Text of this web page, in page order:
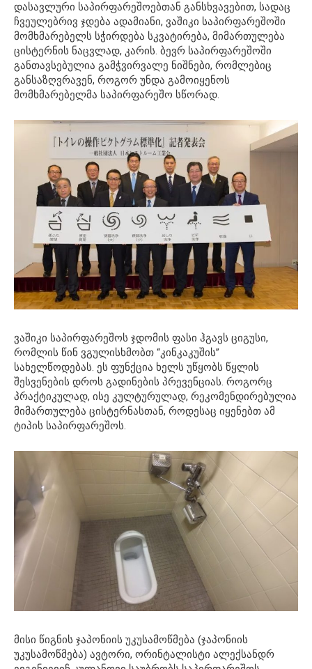
დასავლური საპირფარეშოებთან განსხვავებით, სადაც
ჩვეულებრივ ჯდება ადამიანი, ვაშიკი საპირფარეშოში
მომხმარებელს სჭირდება სკვატირება, მიმართულება
ცისტერნის ნაცვლად, კარის. ბევრ საპირფარეშოში
განთავსებულია გამჭვირვალე ნიშნები, რომლებიც
განსაზღვრავენ, როგორ უნდა გამოიყენოს
მომხმარებელმა საპირფარეშო სწორად.
ვაშიკი საპირფარეშოს ჯდომის ფასი ჰგავს ციგუსი,
რომლის წინ ვგულისხმობთ “კინკაკუშის”
სახელწოდებას. ეს ფუნქცია ხელს უწყობს წყლის
შესვენების დროს გადინების პრევენციას. როგორც
პრაქტიკულად, ისე კულტურულად, რეკომენდირებულია
მიმართულება ცისტერნასთან, როდესაც იყენებთ ამ
ტიპის საპირფარეშოს.
მისი წიგნის ჯაპონიის უკუსამოწმება (ჯაპონიის
უკუსამოწმება) ავტორი, ორინტალისტი ალექსანდრ